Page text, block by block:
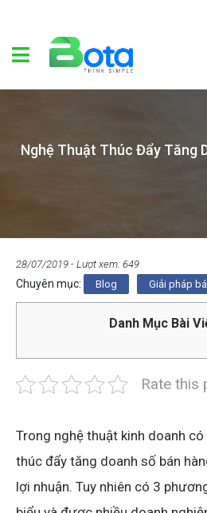
Nghệ Thuật Thúc Đẩy Tăng
28/07/2019 - Lượt xem: 649
Chuyên mục: Blog Giải pháp
Danh Mục Bài
Rate this
Trong nghệ thuật kinh doanh
thúc đẩy tăng doanh số bán
lợi nhuận. Tuy nhiên có 3